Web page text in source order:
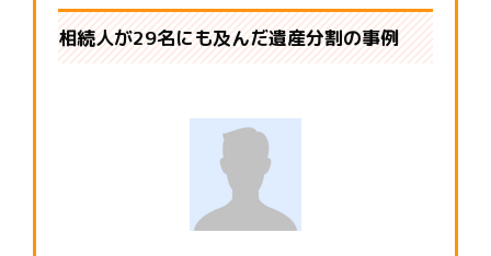
相続人が29名にも及んだ遺産分割の事例